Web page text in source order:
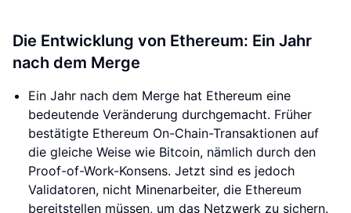
Die Entwicklung von Ethereum: Ein Jahr
nach dem Merge
Ein Jahr nach dem Merge hat Ethereum eine
bedeutende Veränderung durchgemacht. Früher
bestätigte Ethereum On-Chain-Transaktionen auf
die gleiche Weise wie Bitcoin, nämlich durch den
Proof-of-Work-Konsens. Jetzt sind es jedoch
Validatoren, nicht Minenarbeiter, die Ethereum
bereitstellen müssen, um das Netzwerk zu sichern.